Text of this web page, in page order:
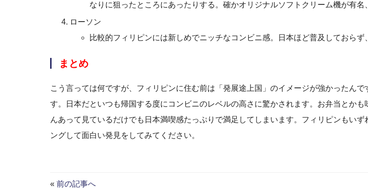
なりに狙ったところにあったりする。確かオリジナルソフトクリーム機が有名
ローソン
比較的フィリピンには新しめでニッチなコンビニ感。日本ほど普及しておらず
まとめ
こう言っては何ですが、フィリピンに住む前は「発展途上国」のイメージが強かったん
す。日本だといつも帰国する度にコンビニのレベルの高さに驚かされます。お弁当とか
んあって見ているだけでも日本満喫感たっぷりで満足してしまいます。フィリピンもい
ングして面白い発見をしてみてください。
« 前の記事へ